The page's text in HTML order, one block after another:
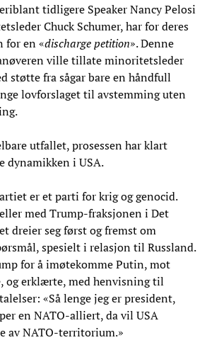
tidligere Speaker Nancy Pelosi
Chuck Schumer, har for deres
for en «discharge petition». Denne
ville tillate minoritetsleder
støtte fra sågar bare en håndfull
lovforslaget til avstemming uten
utfallet, prosessen har klart
dynamikken i USA.
er et parti for krig og genocid.
med Trump-fraksjonen i Det
dreier seg først og fremst om
spesielt i relasjon til Russland.
for å imøtekomme Putin, mot
og erklærte, med henvisning til
«Så lenge jeg er president,
en NATO-alliert, da vil USA
av NATO-territorium.»